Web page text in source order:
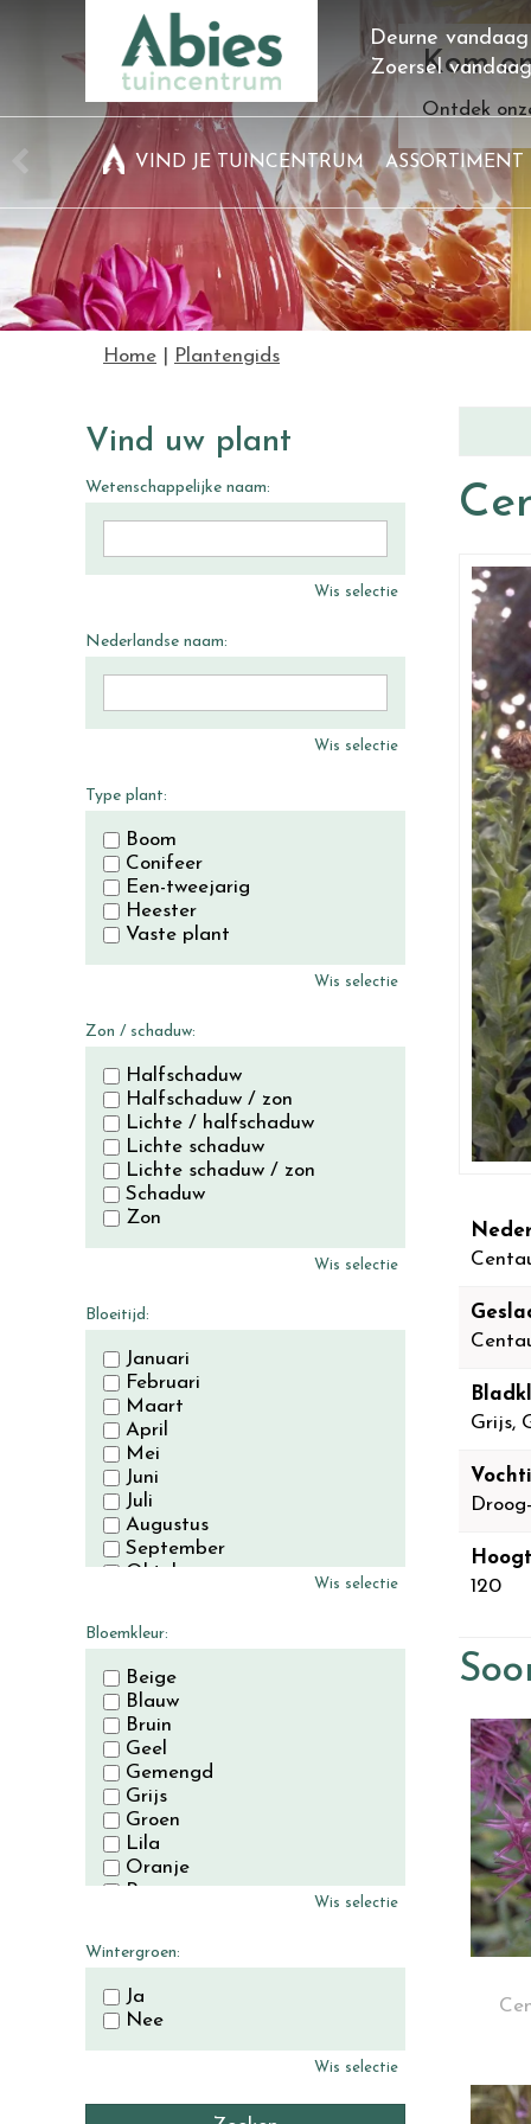
Kom
Ontdek
Home Plantengids
Deurne
Zoersel
VIND JE TUINCENTRUM ASSORTIMENT
Grijs,
120
Vind uw plant
Wetenschappelijke naam:
Wis selectie
Nederlandse naam:
Wis selectie
Type plant:
Boom
Conifeer
Een-tweejarig
Heester
Vaste plant
Wis selectie
Zon / schaduw:
Halfschaduw
Halfschaduw / zon
Lichte / halfschaduw
Lichte schaduw
Lichte schaduw / zon
Schaduw
Zon
Wis selectie
Bloeitijd:
Januari
Februari
Maart
April
Mei
Juni
Juli
Augustus
September
Oktober
Wis selectie
Bloemkleur:
Beige
Blauw
Bruin
Geel
Gemengd
Grijs
Groen
Lila
Oranje
Paars
Wit
Zwart
Wis selectie
Wintergroen:
Ja
Nee
Wis selectie